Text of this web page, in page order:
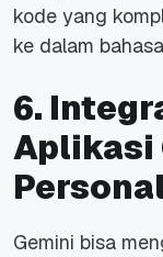
kode yang
ke dalam
6.
Aplikasi
Gemini bisa